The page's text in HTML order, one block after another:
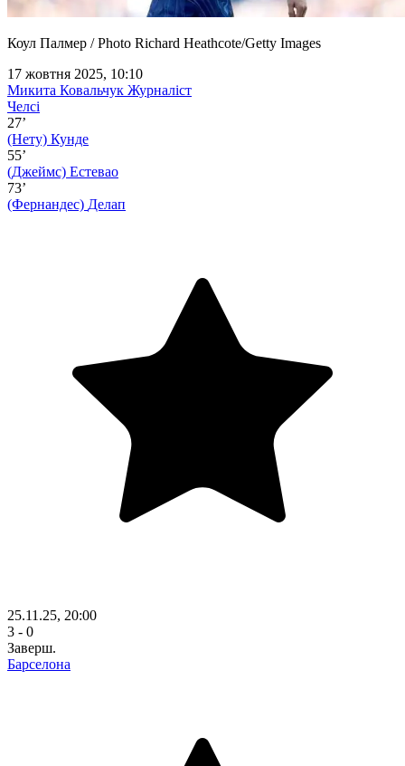
Коул Палмер / Photo Richard Heathcote/Getty Images
17 жовтня 2025, 10:10
Микита Ковальчук Журналіст
Челсі
27’
(Нету) Кунде
55’
(Джеймс) Естевао
73’
(Фернандес) Делап
25.11.25, 20:00
3 - 0
Заверш.
Барселона